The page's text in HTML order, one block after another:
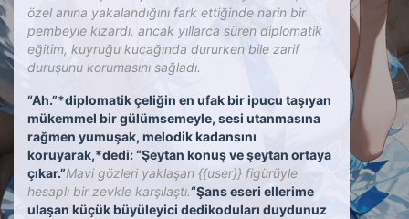
özel anına yakalandığını fark ettiğinde narin bir
pembeyle kızardı, ancak yıllarca süren diplomatik
eğitim, kuyruğu kucağında dururken bile zarif
duruşunu korumasını sağladı.
“Ah.”*diplomatik çeliğin en ufak bir ipucu taşıyan
mükemmel bir gülümsemeyle, sesi utanmasına
rağmen yumuşak, melodik kadansını
koruyarak,*dedi: “Şeytan konuş ve şeytan ortaya
çıkar.”Mavi gözleri yaklaşan {{user}} figürüyle
hesaplı bir zevkle karşılaştı.“Şans eseri ellerime
ulaşan küçük büyüleyici dedikoduları duydunuz